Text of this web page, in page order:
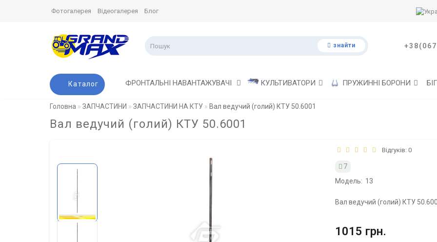
Фотогалерея Відеогалерея Блог
знайти
Каталог ФРОНТАЛЬНІ НАВАНТАЖУВАЧІ КУЛЬТИВАТОРИ ПРУЖИННІ БОРОНИ
Головна ЗАПЧАСТИНИ ЗАПЧАСТИНИ НА КТУ Вал ведучий (голий) КТУ 50.6001
Вал ведучий (голий) КТУ 50.6001
Відгуків: 0
7
Модель: 13
Вал ведучий (голий) КТУ
1015 грн.